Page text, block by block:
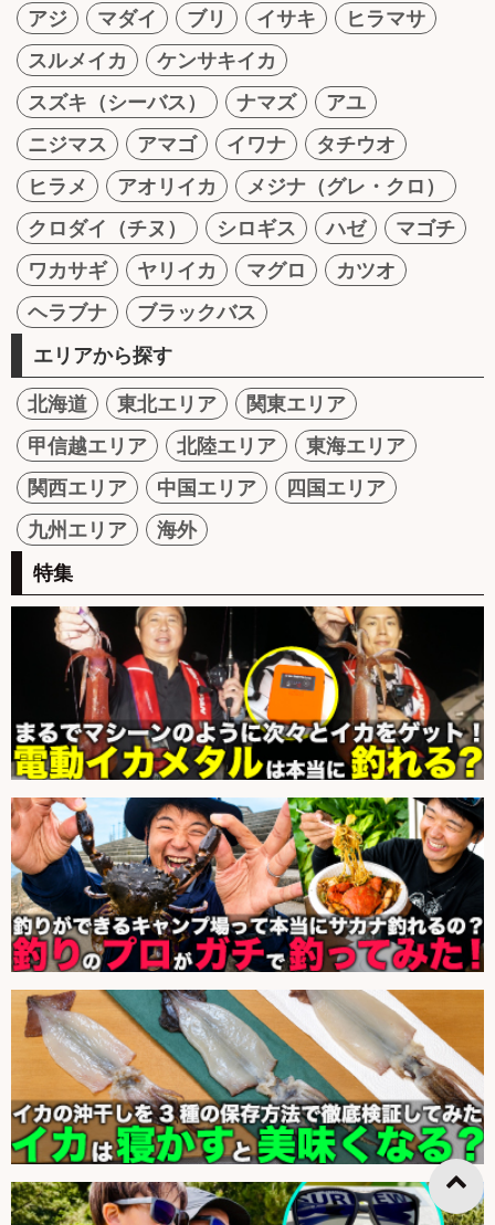
アジ マダイ ブリ イサキ
ヒラマサ
スルメイカ
ケンサキイカ
スズキ（シーバス）
ナマズ
アユ
ニジマス
アマゴ イワナ
タチウオ
ヒラメ
アオリイカ
メジナ（グレ・クロ）
クロダイ（チヌ）
シロギス ハゼ
マゴチ
ワカサギ
ヤリイカ マグロ
カツオ
ヘラブナ
ブラックバス
エリアから探す
北海道 東北エリア
関東エリア
甲信越エリア
北陸エリア
東海エリア
関西エリア
中国エリア
四国エリア
九州エリア
海外
特集